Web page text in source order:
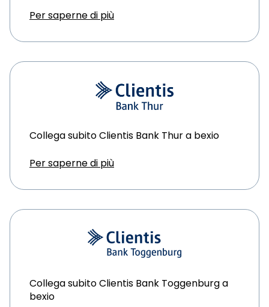
Per saperne di più
Collega subito Clientis Bank Thur a bexio
Per saperne di più
Collega subito Clientis Bank Toggenburg a
bexio